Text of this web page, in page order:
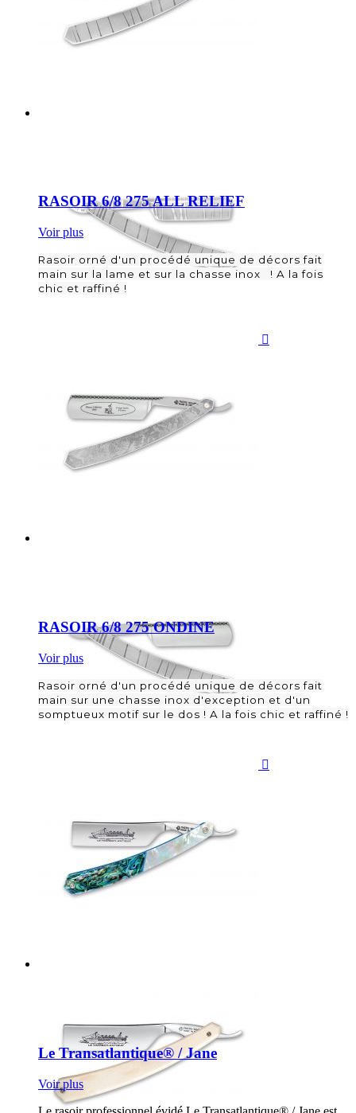

RASOIR 6/8 275 ALL RELIEF
Voir plus
Rasoir orné d'un procédé unique de décors fait
main sur la lame et sur la chasse inox ! A la fois
chic et raffiné !

RASOIR 6/8 275 ONDINE
Voir plus
Rasoir orné d'un procédé unique de décors fait
main sur une chasse inox d'exception et d'un
somptueux motif sur le dos ! A la fois chic et raffiné !
Le Transatlantique® / Jane
Voir plus